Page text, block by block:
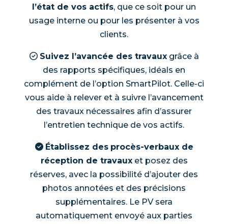
l’état de vos actifs, que ce soit pour un
usage interne ou pour les présenter à vos
clients.
Suivez l’avancée des travauxgrâce à
des rapports spécifiques, idéals en
complément de l’option SmartPilot. Celle-ci
vous aide à relever et à suivre l’avancement
des travaux nécessaires afin d’assurer
l’entretien technique de vos actifs.
Établissez des procès-verbaux de
réception de travauxet posez des
réserves, avec la possibilité d’ajouter des
photos annotées et des précisions
supplémentaires. Le PV sera
automatiquement envoyé aux parties